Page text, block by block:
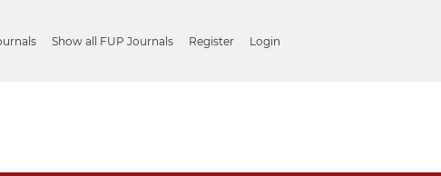
Show all FUP Journals Register Login